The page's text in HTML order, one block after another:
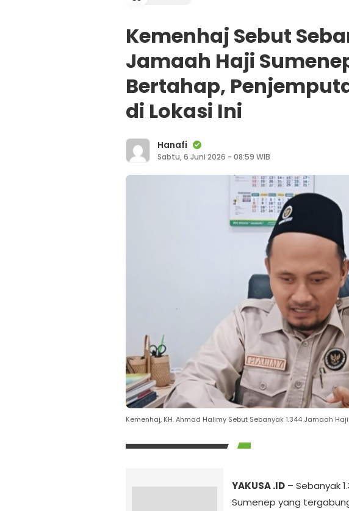
Kemenhaj Sebut
Jamaah Haji
Bertahap,
di Lokasi Ini
Hanafi
Sabtu, 6 Juni 2026 - 08:59 WIB
Kemenhaj, KH. Ahmad Halimy Sebut Sebanyak 1.344 Jamaah
YAKUSA .ID – Sebanyak
Sumenep yang